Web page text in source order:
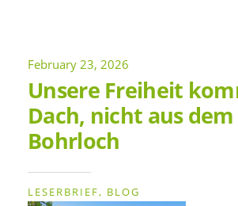
February 23, 2026
Unsere Freiheit
Dach, nicht aus dem
Bohrloch
LESERBRIEF BLOG